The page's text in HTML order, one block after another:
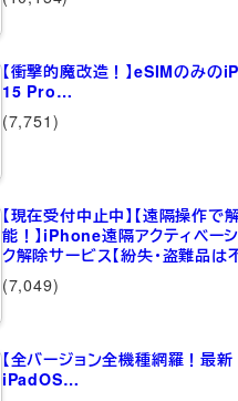
【衝撃的魔改造！】eSIMのみの
15 Pro…
(7,751)
【現在受付中止中】【遠隔操作で
能！】iPhone遠隔アクティベー
ク解除サービス【紛失・盗難品は
(7,049)
【全バージョン全機種網羅！最新
iPadOS…